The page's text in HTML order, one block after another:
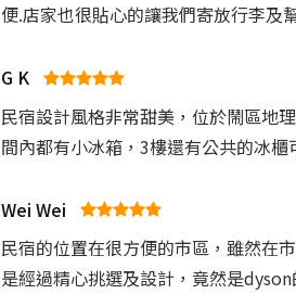
便.店家也很貼心的讓我們寄放行李及
G K
民宿設計風格非常甜美，位於鬧區地
間內都有小冰箱，3樓還有公共的冰
Wei Wei
民宿的位置在很方便的市區，雖然在
是經過精心挑選及設計，竟然是